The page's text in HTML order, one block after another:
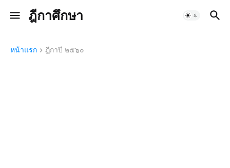
ฎีกาศึกษา
หน้าแรก ฎีกาปี ๒๕๖๐